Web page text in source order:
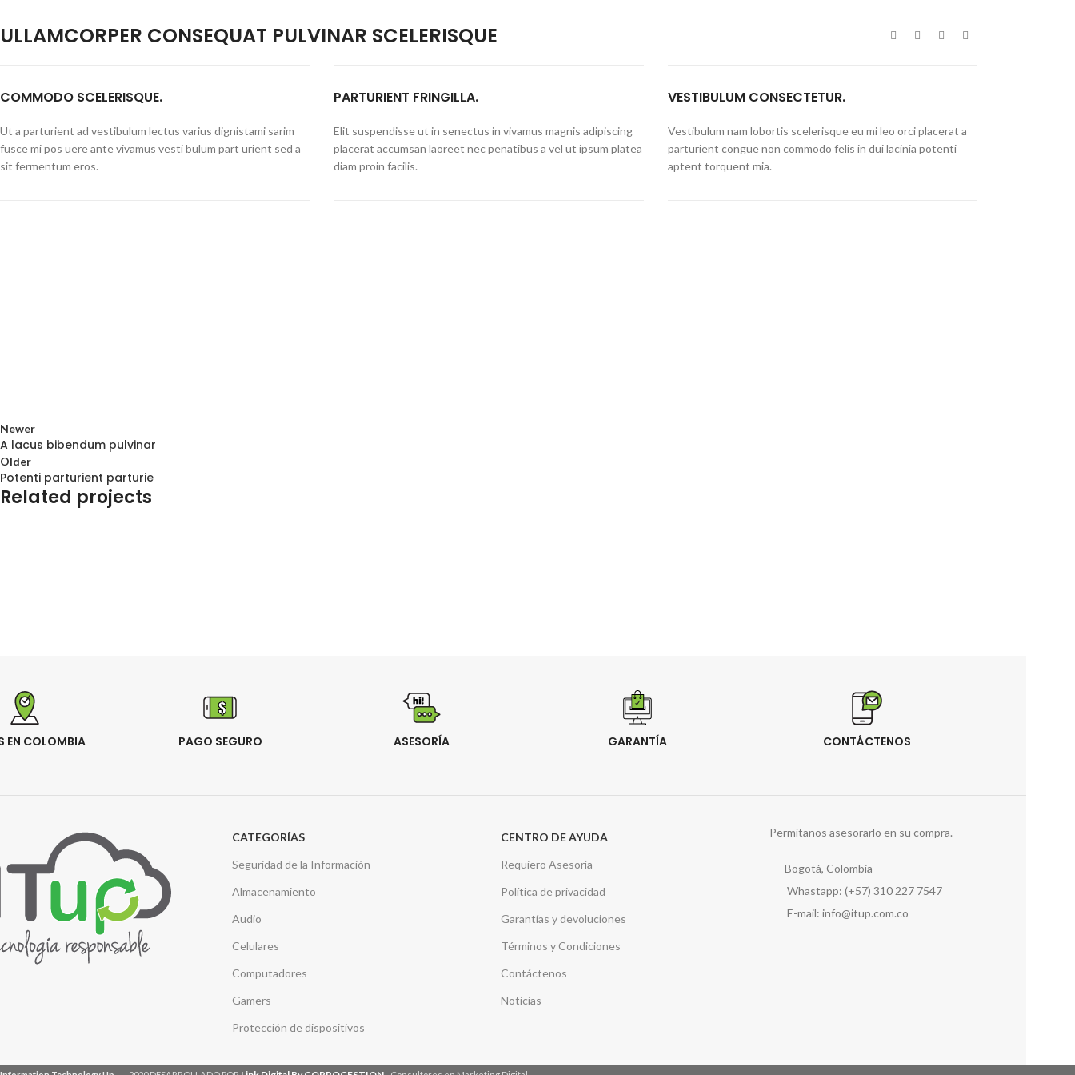
ULLAMCORPER CONSEQUAT PULVINAR SCELERISQUE
COMMODO SCELERISQUE.
Ut a parturient ad vestibulum lectus varius dignistami sarim
fusce mi pos uere ante vivamus vesti bulum part urient sed a
sit fermentum eros.
PARTURIENT FRINGILLA.
Elit suspendisse ut in senectus in vivamus magnis adipiscing
placerat accumsan laoreet nec penatibus a vel ut ipsum platea
diam proin facilis.
VESTIBULUM CONSECTETUR.
Vestibulum nam lobortis scelerisque eu mi leo orci placerat a
parturient congue non commodo felis in dui lacinia potenti
aptent torquent mia.
Newer
A lacus bibendum pulvinar
Older
Potenti parturient parturie
Related projects
EN COLOMBIA PAGO SEGURO ASESORÍA GARANTÍA CONTÁCTENOS
CATEGORÍAS
Seguridad de la Información
Almacenamiento
Audio
Celulares
Computadores
Gamers
Protección de dispositivos
CENTRO DE AYUDA
Requiero Asesoría
Política de privacidad
Garantías y devoluciones
Términos y Condiciones
Contáctenos
Noticias
Permítanos asesorarlo en su compra.
Bogotá, Colombia
Whastapp: (+57) 310 227 7547
E-mail: info@itup.com.co